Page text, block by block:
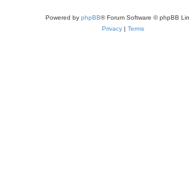
Powered by phpBB® Forum Software © phpBB
Privacy | Terms